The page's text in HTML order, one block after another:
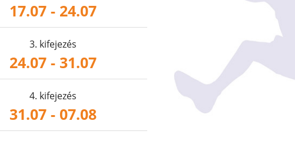
17.07 - 24.07
3. kifejezés
24.07 - 31.07
4. kifejezés
31.07 - 07.08